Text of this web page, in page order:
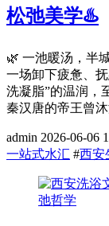
松弛美学♨️
🌿 一池暖汤，半
一场卸下疲惫、
洗凝脂”的温润，
秦汉唐的帝王曾
admin 2026-06-06
一站式水汇 #西安